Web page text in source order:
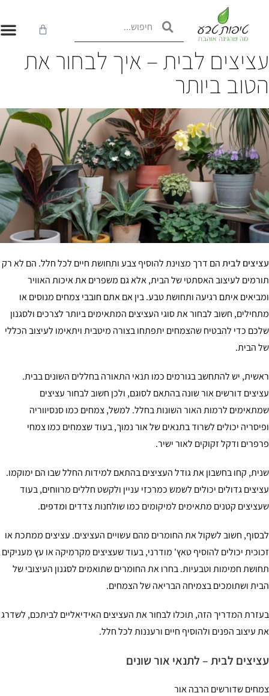
לבית – איך לבחור את
ביותר
לביתהם דרך מצוינת להוסיף צבע ותחושת חיים לכל חלל. הם לא רק
לעיצוב האסתטי של הבית, אלא גם משפרים את איכות האוויר
איתם רגיעה ותחושת טבע. בין אם אתם חובבי צמחים מנוסים או
חשוב לבחור את סוגי העציצים המתאימים ביותר לצרכים ולסגנון
כדי להבטיח שהצמחים יתפתחו בצורה מיטבית ויתאימו לעיצוב הכללי
הבית.
יש להתחשב בגורמים כמו תנאי התאורה בחללים השונים בבית.
דורשים אור שונה בהתאם לסוגם, ולכן חשוב לבחור עציצים
לרמות האור השונות בחלל. למשל, צמחים כמו סנסיווריה
יכולים לשרוד בתנאים של אור נמוך, בעוד שצמחים כמו צמחי
ודקל זקוקים לאור ישיר.
קחו בחשבון את גודל העציצים בהתאם למידות החלל שבו הם ימוקמו.
גדולים יכולים לשמש כמרכזי עניין ולקשט חללים מרווחים, בעוד
קטנים מתאימים למיקומים כמו שולחנות צדדים ומדפים.
חשוב לשקול את החומרים מהם עשויים העציצים. עציצים ממתכת או
יכולים להוסיף טאץ' מודרני, בעוד שעציצים מקרמיקה או עץ מעניקים
חמימות וטבעיות. בחרו את החומרים שתואמים לסגנון העיצובי של
ושתומכים בצמיחה הבריאה של הצמחים.
המדריך הזה, תוכלו לבחור את העציצים האידיאליים לביתכם, לשדרג
עיצוב הפנים ולהוסיף חיים ורעננות לכל חלל.
לבית – לתנאי אור שונים
שדורשים הרבה אור